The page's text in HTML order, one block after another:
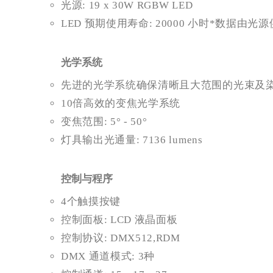
光源: 19 x 30W RGBW LED
LED 预期使用寿命: 20000 小时*数据由光源
光学系统
先进的光学系统确保清晰且大范围的光束及
10倍高效的变焦光学系统
变焦范围: 5° - 50°
灯具输出光通量: 7136 lumens
控制与程序
4个触摸按键
控制面板: LCD 液晶面板
控制协议: DMX512,RDM
DMX 通道模式: 3种